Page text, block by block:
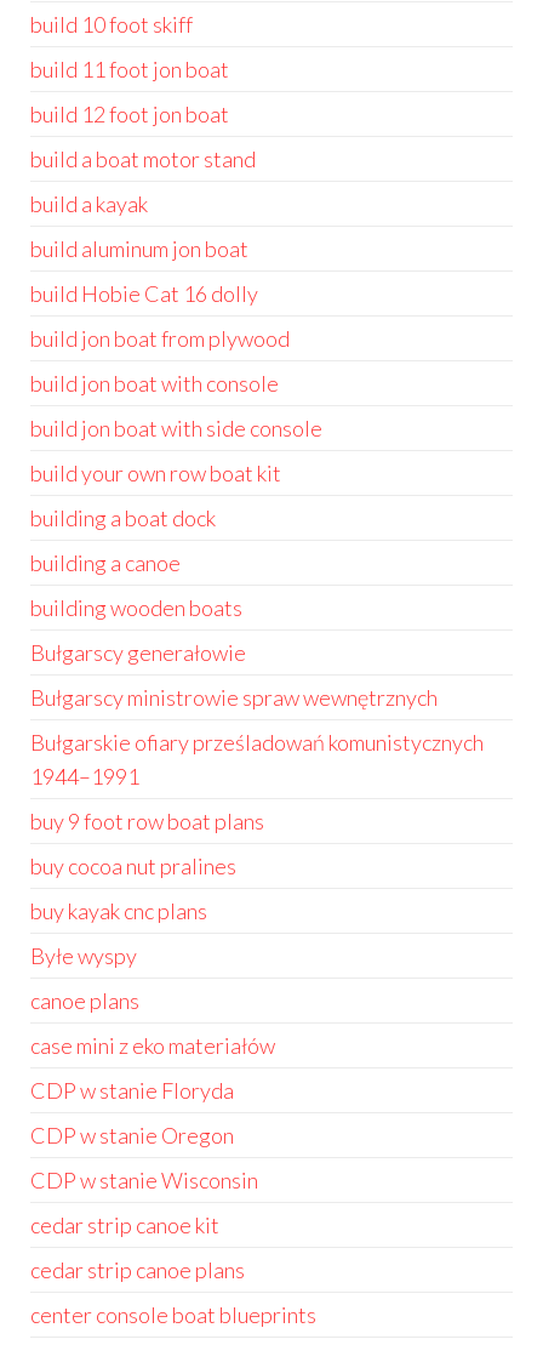
build 10 foot skiff
build 11 foot jon boat
build 12 foot jon boat
build a boat motor stand
build a kayak
build aluminum jon boat
build Hobie Cat 16 dolly
build jon boat from plywood
build jon boat with console
build jon boat with side console
build your own row boat kit
building a boat dock
building a canoe
building wooden boats
Bułgarscy generałowie
Bułgarscy ministrowie spraw wewnętrznych
Bułgarskie ofiary prześladowań komunistycznych
1944–1991
buy 9 foot row boat plans
buy cocoa nut pralines
buy kayak cnc plans
Byłe wyspy
canoe plans
case mini z eko materiałów
CDP w stanie Floryda
CDP w stanie Oregon
CDP w stanie Wisconsin
cedar strip canoe kit
cedar strip canoe plans
center console boat blueprints